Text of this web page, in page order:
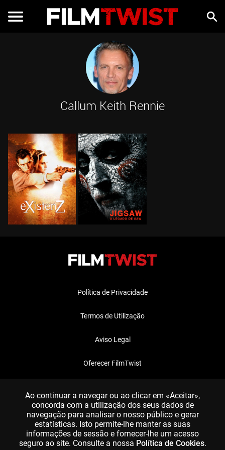
Callum Keith Rennie
Política de Privacidade
Termos de Utilização
Aviso Legal
Oferecer FilmTwist
Ao continuar a navegar ou ao clicar em «Aceitar»,
concorda com a utilização dos seus dados de
navegação para analisar o nosso público e gerar
estatísticas. Isto permite-lhe manter as suas
informações de sessão e fornecer-lhe um acesso
seguro ao site. Consulte a nossa Política de Cookies.